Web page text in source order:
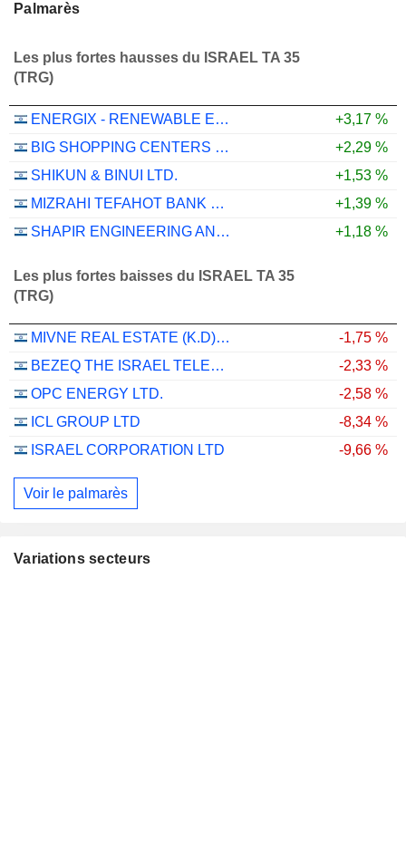
Palmarès
Les plus fortes hausses du ISRAEL TA 35
(TRG)
ENERGIX - RENEWABLE ENERGIES LTD.
+3,17 %
BIG SHOPPING CENTERS LTD
+2,29 %
SHIKUN & BINUI LTD.
+1,53 %
MIZRAHI TEFAHOT BANK LTD.
+1,39 %
SHAPIR ENGINEERING AND INDUSTRY LTD
+1,18 %
Les plus fortes baisses du ISRAEL TA 35
(TRG)
MIVNE REAL ESTATE (K.D) LTD
-1,75 %
BEZEQ THE ISRAEL TELECOMMUNICATION CORP. LTD
-2,33 %
OPC ENERGY LTD.
-2,58 %
ICL GROUP LTD
-8,34 %
ISRAEL CORPORATION LTD
-9,66 %
Voir le palmarès
Variations secteurs